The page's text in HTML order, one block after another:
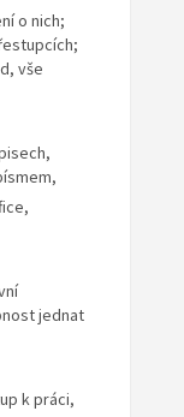
o nich;
vše
jednat
k práci,